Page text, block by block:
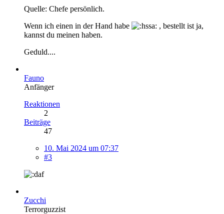
Quelle: Chefe persönlich.
Wenn ich einen in der Hand habe
, bestellt ist ja,
kannst du meinen haben.
Geduld....
Fauno
Anfänger
Reaktionen
2
Beiträge
47
10. Mai 2024 um 07:37
#3
Zucchi
Terrorguzzist